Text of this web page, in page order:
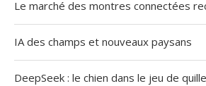
Le marché des montres connectées
IA des champs et nouveaux paysans
DeepSeek : le chien dans le jeu de